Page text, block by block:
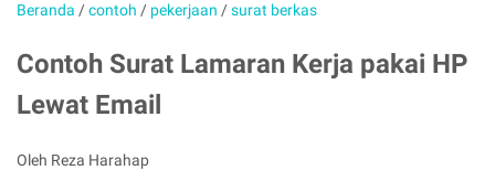
Beranda /contoh / pekerjaan /surat berkas
Contoh Surat Lamaran Kerja pakai HP
Lewat Email
Oleh Reza Harahap